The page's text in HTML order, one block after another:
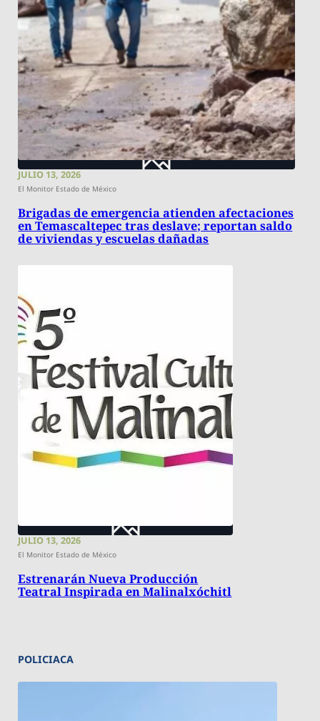
JULIO 13, 2026
El Monitor Estado de México
Brigadas de emergencia atienden afectaciones
en Temascaltepec tras deslave; reportan saldo
de viviendas y escuelas dañadas
JULIO 13, 2026
El Monitor Estado de México
Estrenarán Nueva Producción
Teatral Inspirada en Malinalxóchitl
POLICIACA